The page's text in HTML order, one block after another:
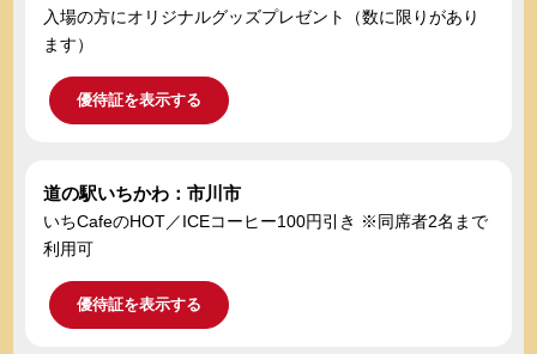
入場の方にオリジナルグッズプレゼント（数に限りがあり
ます）
優待証を表示する
道の駅いちかわ：市川市
いちCafeのHOT／ICEコーヒー100円引き ※同席者2名まで
利用可
優待証を表示する